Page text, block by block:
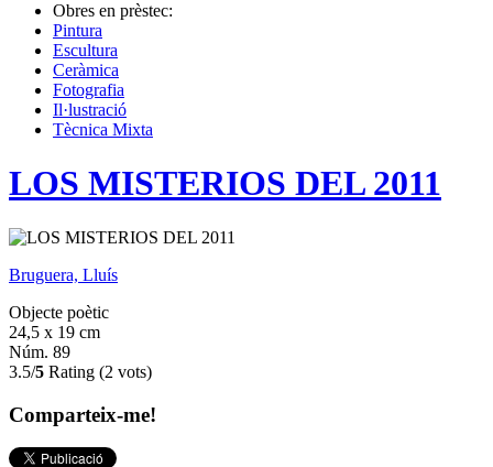
Obres en prèstec:
Pintura
Escultura
Ceràmica
Fotografia
Il·lustració
Tècnica Mixta
LOS MISTERIOS DEL 2011
Bruguera, Lluís
Objecte poètic
24,5 x 19 cm
Núm. 89
3.5/5 Rating (2 vots)
Comparteix-me!